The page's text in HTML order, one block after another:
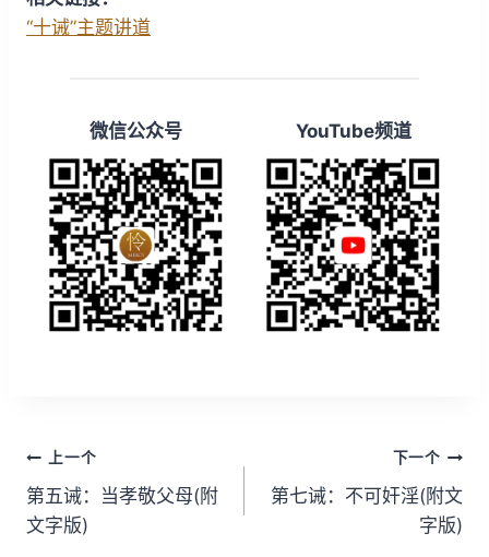
“十诫”主题讲道
微信公众号 YouTube频道
文
章
导
上一个
第五诫：当孝敬父母(附
文字版)
下一个
第七诫：不可奸淫(附文
字版)